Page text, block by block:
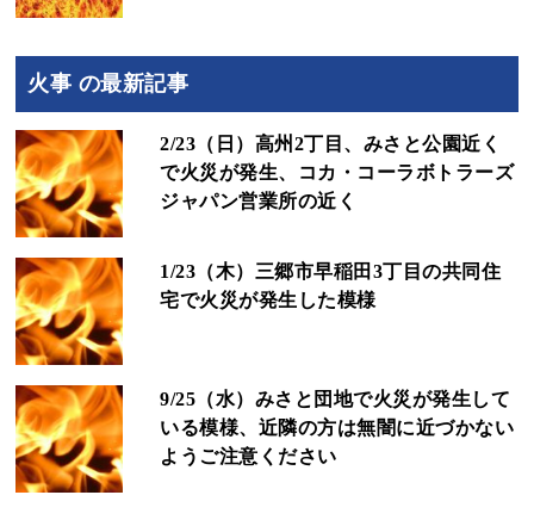
火事 の最新記事
2/23（日）高州2丁目、みさと公園近く
で火災が発生、コカ・コーラボトラーズ
ジャパン営業所の近く
1/23（木）三郷市早稲田3丁目の共同住
宅で火災が発生した模様
9/25（水）みさと団地で火災が発生して
いる模様、近隣の方は無闇に近づかない
ようご注意ください